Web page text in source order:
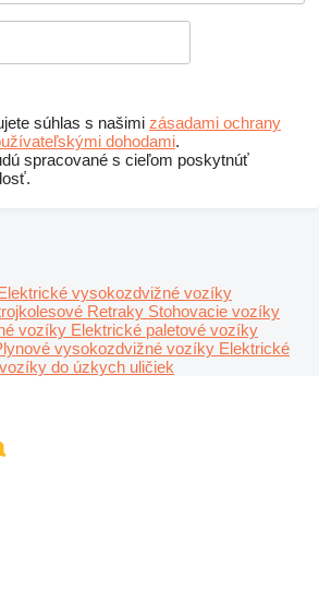
súhlas s našimi zásadami ochrany
dohodami.
spracované s cieľom poskytnúť
vysokozdvižné vozíky
Retraky Stohovacie vozíky
vozíky Elektrické paletové vozíky
vysokozdvižné vozíky Elektrické
do úzkych uličiek